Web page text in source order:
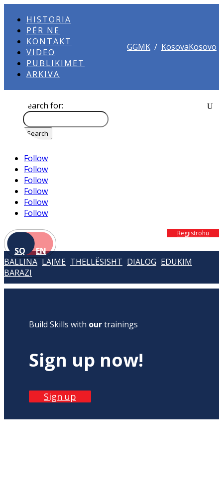
HISTORIA
PËR NE
KONTAKT
VIDEO
PUBLIKIMET
ARKIVA
GGMK / KosovaKosovo
Search for:
Follow
Follow
Follow
Follow
Follow
Follow
SQ EN
Regjistrohu
BALLINA LAJME THELLËSISHT DIALOG EDUKIM
BARAZI
Build Skills with ourtrainings
Sign up now!
Sign up